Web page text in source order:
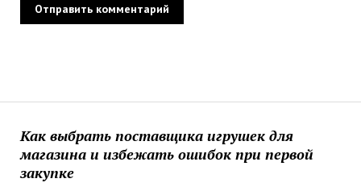
Как выбрать поставщика игрушек для
магазина и избежать ошибок при первой
закупке